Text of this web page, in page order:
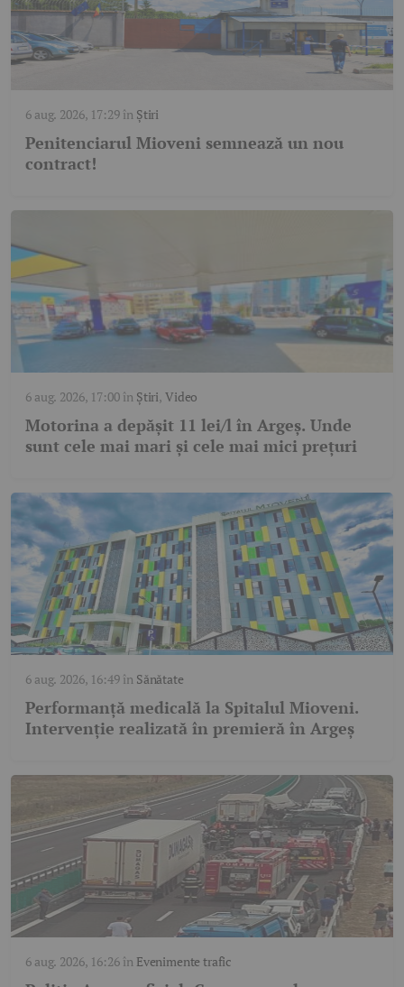
6 aug. 2026, 17:29în Știri
Penitenciarul Mioveni semnează un nou
contract!
6 aug. 2026, 17:00în Știri,Video
Motorina a depășit 11 lei/l în Argeș. Unde
sunt cele mai mari și cele mai mici prețuri
6 aug. 2026, 16:49în Sănătate
Performanță medicală la Spitalul Mioveni.
Intervenție realizată în premieră în Argeș
6 aug. 2026, 16:26în Evenimente trafic